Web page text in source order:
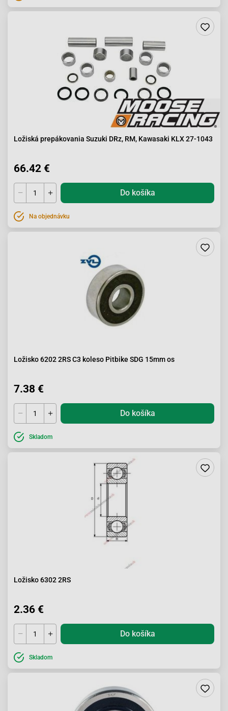
Ložiská prepákovania Suzuki DRz, RM, Kawasaki KLX 27-1043
66.42 €
Do košíka
Na objednávku
Ložisko 6202 2RS C3 koleso Pitbike SDG 15mm os
7.38 €
Do košíka
Skladom
Ložisko 6302 2RS
2.36 €
Do košíka
Skladom